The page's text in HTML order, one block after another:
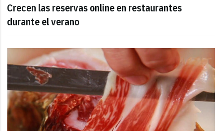
Crecen las reservas online en restaurantes
durante el verano